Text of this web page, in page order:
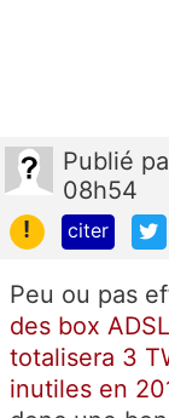
Publié
08h54
!
citer
Peu ou pas
des box
totalisera 3
inutiles en